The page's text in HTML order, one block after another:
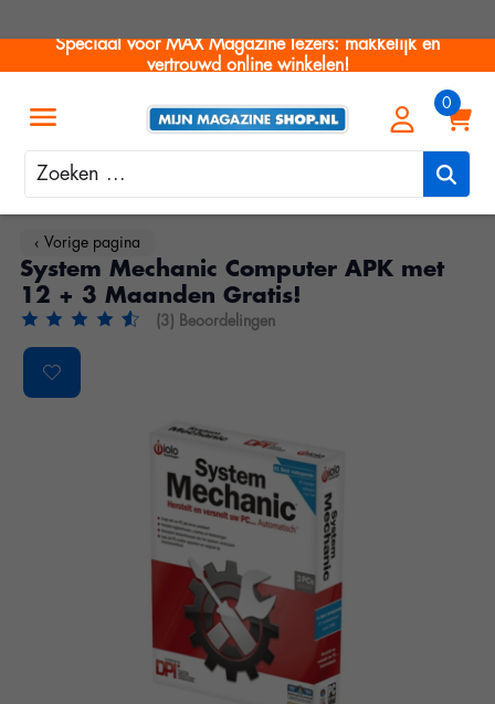
Speciaal voor MAX Magazine lezers: makkelijk en
vertrouwd online winkelen!
Zoeken
‹ Vorige pagina
System Mechanic Computer APK met
12 + 3 Maanden Gratis!
De beoordeling van dit product is4.35
(3) Beoordelingen
Product image slideshow Items